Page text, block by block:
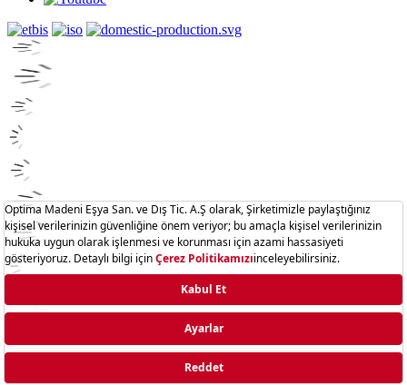
Hisar.com.tr © 2025 - Optima Madeni Eşya San. Ve Dış Tic. A.Ş.
Sistemleriyle Hazırlanmıştır.